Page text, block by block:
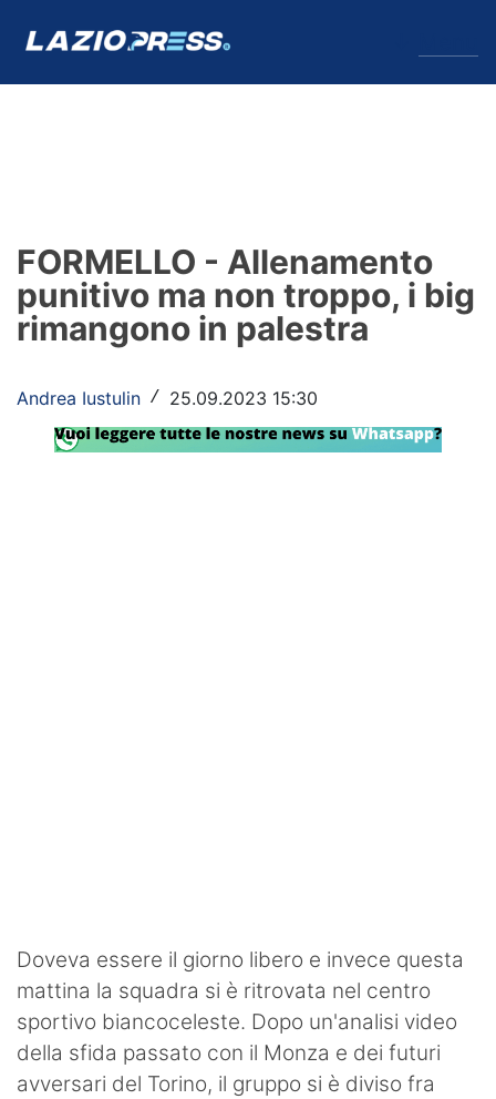
Formello
Infortuni
Calciomercato
Vela
SHOP LAZIO
Contatti
FORMELLO - Allenamento
punitivo ma non troppo, i big
rimangono in palestra
Andrea Iustulin / 25.09.2023 15:30
Doveva essere il giorno libero e invece questa
mattina la squadra si è ritrovata nel centro
sportivo biancoceleste. Dopo un'analisi video
della sfida passato con il Monza e dei futuri
avversari del Torino, il gruppo si è diviso fra